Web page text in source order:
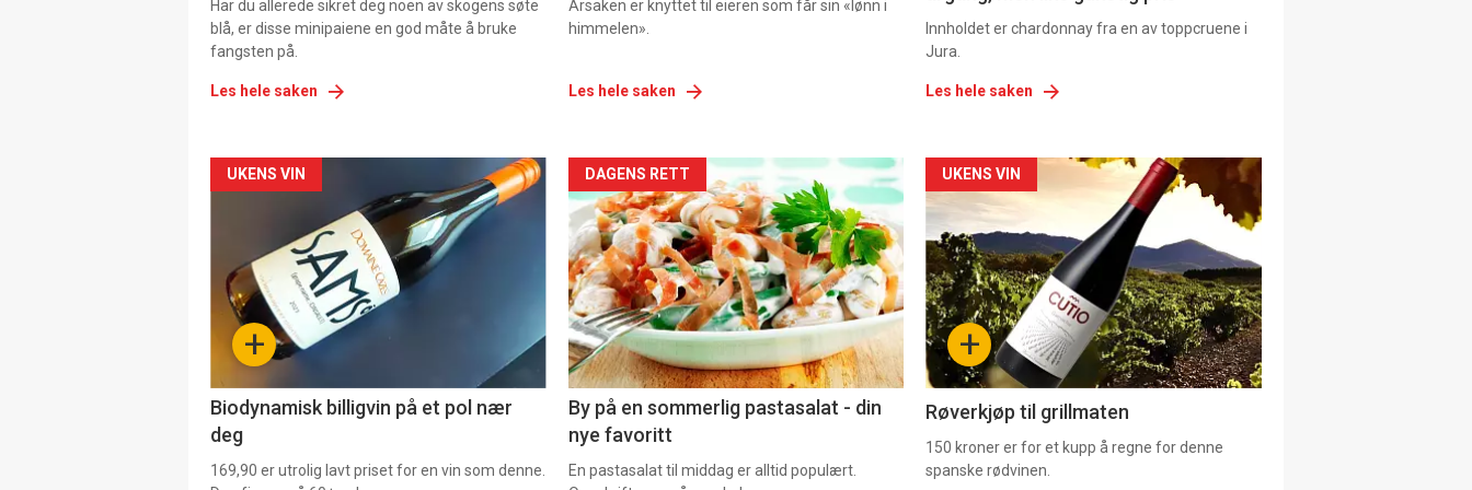
Har du allerede sikret deg noen av skogens søte
blå, er disse minipaiene en god måte å bruke
fangsten på.
Les hele saken
Årsaken er knyttet til eieren som får sin «lønn i
himmelen».
Les hele saken
Innholdet er chardonnay fra en av toppcruene i
Jura.
Les hele saken
Forsiden
akkurat
nå
-
+
UKENS VIN
Biodynamisk billigvin på et pol nær
deg
169,90 er utrolig lavt priset for en vin som denne.
Forsiden
akkurat
nå
-
5
DAGENS RETT
By på en sommerlig pastasalat - din
nye favoritt
En pastasalat til middag er alltid populært.
Forsiden
akkurat
nå
-
6 +
UKENS VIN
Røverkjøp til grillmaten
150 kroner er for et kupp å regne for denne
spanske rødvinen.